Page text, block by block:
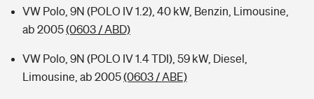
VW Polo, 9N (POLO IV 1.2), 40 kW, Benzin, Limousine,
ab 2005(0603 / ABD)
VW Polo, 9N (POLO IV 1.4 TDI), 59 kW, Diesel,
Limousine, ab 2005(0603 / ABE)